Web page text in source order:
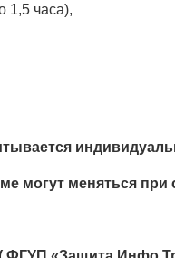
1,5 часа),
могут меняться